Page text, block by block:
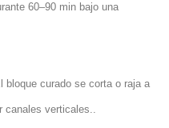
60–90 min bajo una
bloque curado se corta o raja a
canales verticales..